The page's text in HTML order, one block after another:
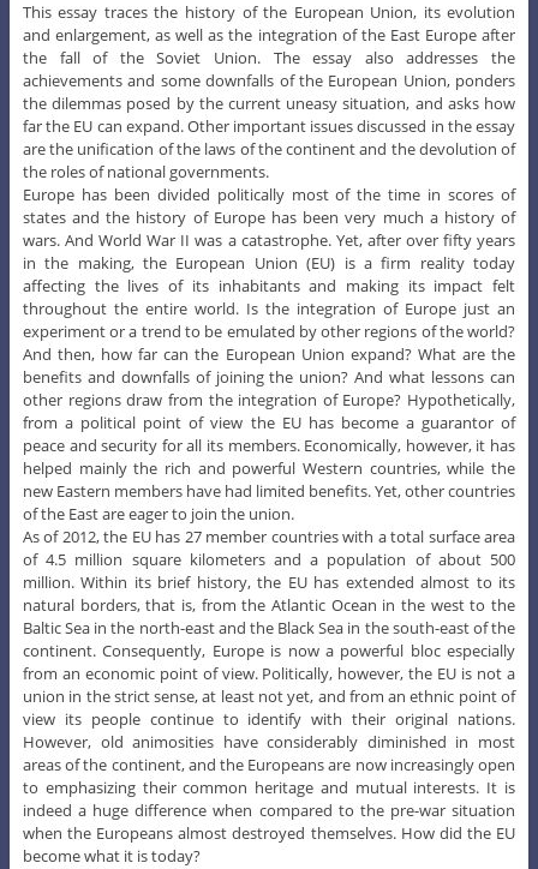
This essay traces the history of the European Union, its evolution
and enlargement, as well as the integration of the East Europe after
the fall of the Soviet Union. The essay also addresses the
achievements and some downfalls of the European Union, ponders
the dilemmas posed by the current uneasy situation, and asks how
far the EU can expand. Other important issues discussed in the essay
are the unification of the laws of the continent and the devolution of
the roles of national governments.
Europe has been divided politically most of the time in scores of
states and the history of Europe has been very much a history of
wars. And World War II was a catastrophe. Yet, after over fifty years
in the making, the European Union (EU) is a firm reality today
affecting the lives of its inhabitants and making its impact felt
throughout the entire world. Is the integration of Europe just an
experiment or a trend to be emulated by other regions of the world?
And then, how far can the European Union expand? What are the
benefits and downfalls of joining the union? And what lessons can
other regions draw from the integration of Europe? Hypothetically,
from a political point of view the EU has become a guarantor of
peace and security for all its members. Economically, however, it has
helped mainly the rich and powerful Western countries, while the
new Eastern members have had limited benefits. Yet, other countries
of the East are eager to join the union.
As of 2012, the EU has 27 member countries with a total surface area
of 4.5 million square kilometers and a population of about 500
million. Within its brief history, the EU has extended almost to its
natural borders, that is, from the Atlantic Ocean in the west to the
Baltic Sea in the north-east and the Black Sea in the south-east of the
continent. Consequently, Europe is now a powerful bloc especially
from an economic point of view. Politically, however, the EU is not a
union in the strict sense, at least not yet, and from an ethnic point of
view its people continue to identify with their original nations.
However, old animosities have considerably diminished in most
areas of the continent, and the Europeans are now increasingly open
to emphasizing their common heritage and mutual interests. It is
indeed a huge difference when compared to the pre-war situation
when the Europeans almost destroyed themselves. How did the EU
become what it is today?